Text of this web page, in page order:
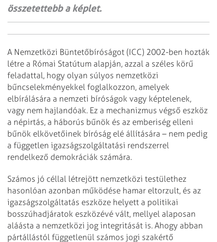
összetettebb a képlet.
A Nemzetközi Büntetőbíróságot (ICC) 2002-ben hozták
létre a Római Statútum alapján, azzal a széles körű
feladattal, hogy olyan súlyos nemzetközi
bűncselekményekkel foglalkozzon, amelyek
elbírálására a nemzeti bíróságok vagy képtelenek,
vagy nem hajlandóak. Ez a mechanizmus végső eszköz
a népirtás, a háborús bűnök és az emberiség elleni
bűnök elkövetőinek bíróság elé állítására – nem pedig
a független igazságszolgáltatási rendszerrel
rendelkező demokráciák számára.
Számos jó céllal létrejött nemzetközi testülethez
hasonlóan azonban működése hamar eltorzult, és az
igazságszolgáltatás eszköze helyett a politikai
bosszúhadjáratok eszközévé vált, mellyel alaposan
aláásta a nemzetközi jog integritását is. Ahogy abban
párt­állástól függetlenül számos jogi szakértő